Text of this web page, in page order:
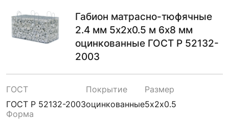
Габион матрасно-тюфячные
2.4 мм 5х2х0.5 м 6х8 мм
оцинкованные ГОСТ Р 52132-
2003
ГОСТ
ГОСТ Р 52132-2003
Покрытие
оцинкованные
Размер
5х2х0.5
Форма